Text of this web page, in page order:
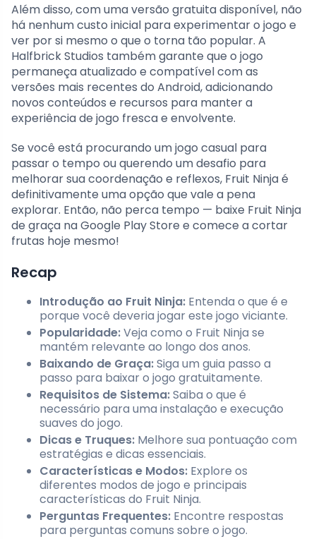
Além disso, com uma versão gratuita disponível, não
há nenhum custo inicial para experimentar o jogo e
ver por si mesmo o que o torna tão popular. A
Halfbrick Studios também garante que o jogo
permaneça atualizado e compatível com as
versões mais recentes do Android, adicionando
novos conteúdos e recursos para manter a
experiência de jogo fresca e envolvente.
Se você está procurando um jogo casual para
passar o tempo ou querendo um desafio para
melhorar sua coordenação e reflexos, Fruit Ninja é
definitivamente uma opção que vale a pena
explorar. Então, não perca tempo — baixe Fruit Ninja
de graça na Google Play Store e comece a cortar
frutas hoje mesmo!
Recap
Introdução ao Fruit Ninja: Entenda o que é e
porque você deveria jogar este jogo viciante.
Popularidade:Veja como o Fruit Ninja se
mantém relevante ao longo dos anos.
Baixando de Graça:Siga um guia passo a
passo para baixar o jogo gratuitamente.
Requisitos de Sistema:Saiba o que é
necessário para uma instalação e execução
suaves do jogo.
Dicas e Truques: Melhore sua pontuação com
estratégias e dicas essenciais.
Características e Modos: Explore os
diferentes modos de jogo e principais
características do Fruit Ninja.
Perguntas Frequentes: Encontre respostas
para perguntas comuns sobre o jogo.